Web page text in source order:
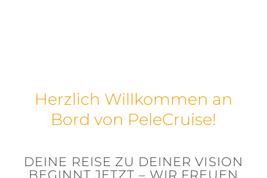
Herzlich Willkommen an
Bord von PeleCruise!
DEINE REISE ZU DEINER VISION
BEGINNT JETZT – WIR FREUEN